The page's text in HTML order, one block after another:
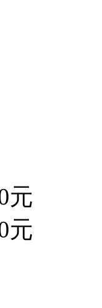
元
元